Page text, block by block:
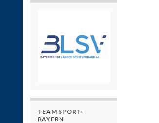
TEAM SPORT-
BAYERN